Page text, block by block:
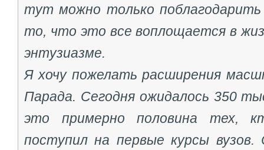
тут можно только
то, что это все воплощается в
энтузиазме.
Я хочу пожелать расширения
Парада. Сегодня ожидалось 350
это примерно половина тех,
поступил на первые курсы